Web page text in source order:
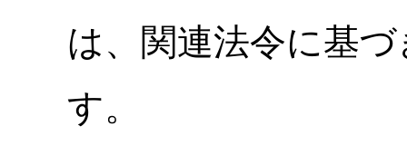
は、関連法令に基
す。